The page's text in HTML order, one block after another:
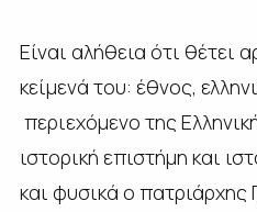
Είναι αλήθεια ότι θέτει
κείμενά του: έθνος,
περιεχόμενο της
ιστορική επιστήμη και
και φυσικά ο